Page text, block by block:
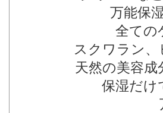
万能保
全ての
スクワラン
天然の美容
保湿だけ